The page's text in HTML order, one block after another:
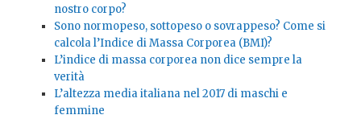
nostro corpo?
Sono normopeso, sottopeso o sovrappeso? Come si
calcola l’Indice di Massa Corporea (BMI)?
L’indice di massa corporea non dice sempre la
verità
L’altezza media italiana nel 2017 di maschi e
femmine